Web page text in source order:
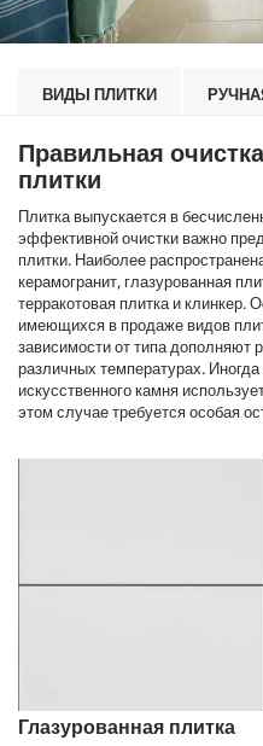
ВИДЫ ПЛИТКИ
Правильная
плитки
Плитка выпускается в
эффективной очистки важно
плитки. Наиболее
керамогранит, глазурованная
терракотовая плитка и клинкер.
имеющихся в продаже видов
зависимости от типа дополняют
различных температурах.
искусственного камня
этом случае требуется особая
Глазурованная плитка